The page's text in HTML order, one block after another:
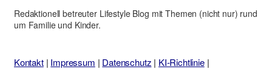
Redaktionell betreuter Lifestyle Blog mit Themen (nicht nur) rund
um Familie und Kinder.
Kontakt| Impressum | Datenschutz | KI-Richtlinie|